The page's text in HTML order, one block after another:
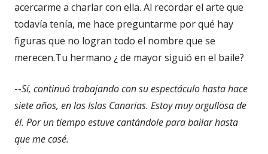
acercarme a charlar con ella. Al recordar el arte que
todavía tenía, me hace preguntarme por qué hay
figuras que no logran todo el nombre que se
merecen.Tu hermano ¿ de mayor siguió en el baile?
--Sí, continuó trabajando con su espectáculo hasta hace
siete años, en las Islas Canarias. Estoy muy orgullosa de
él. Por un tiempo estuve cantándole para bailar hasta
que me casé.